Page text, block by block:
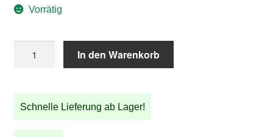
Vorrätig
215-
09
In den Warenkorb
Schnelle Lieferung ab Lager!